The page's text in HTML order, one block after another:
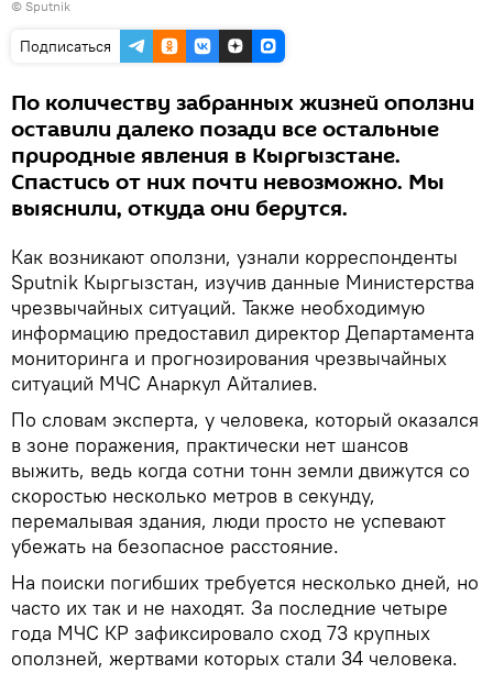
© Sputnik
Подписаться
По количеству забранных жизней оползни
оставили далеко позади все остальные
природные явления в Кыргызстане.
Спастись от них почти невозможно. Мы
выяснили, откуда они берутся.
Как возникают оползни, узнали корреспонденты
Sputnik Кыргызстан, изучив данные Министерства
чрезвычайных ситуаций. Также необходимую
информацию предоставил директор Департамента
мониторинга и прогнозирования чрезвычайных
ситуаций МЧС Анаркул Айталиев.
По словам эксперта, у человека, который оказался
в зоне поражения, практически нет шансов
выжить, ведь когда сотни тонн земли движутся со
скоростью несколько метров в секунду,
перемалывая здания, люди просто не успевают
убежать на безопасное расстояние.
На поиски погибших требуется несколько дней, но
часто их так и не находят. За последние четыре
года МЧС КР зафиксировало сход 73 крупных
оползней, жертвами которых стали 34 человека.